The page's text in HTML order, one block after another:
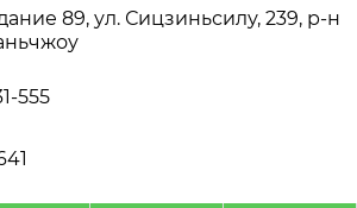
89, ул. Сицзиньсилу, 239, р-н
555